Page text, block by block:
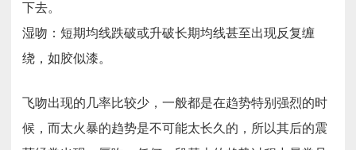
下去。
湿吻：短期均线跌破或升破长期均线甚至出现反复缠
绕，如胶似漆。
飞吻出现的几率比较少，一般都是在趋势特别强烈的时
候，而太火暴的趋势是不可能太长久的，所以其后的震